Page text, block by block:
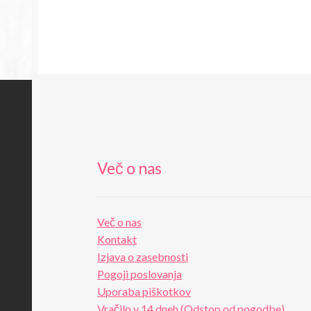
Več o nas
Več o nas
Kontakt
Izjava o zasebnosti
Pogoji poslovanja
Uporaba piškotkov